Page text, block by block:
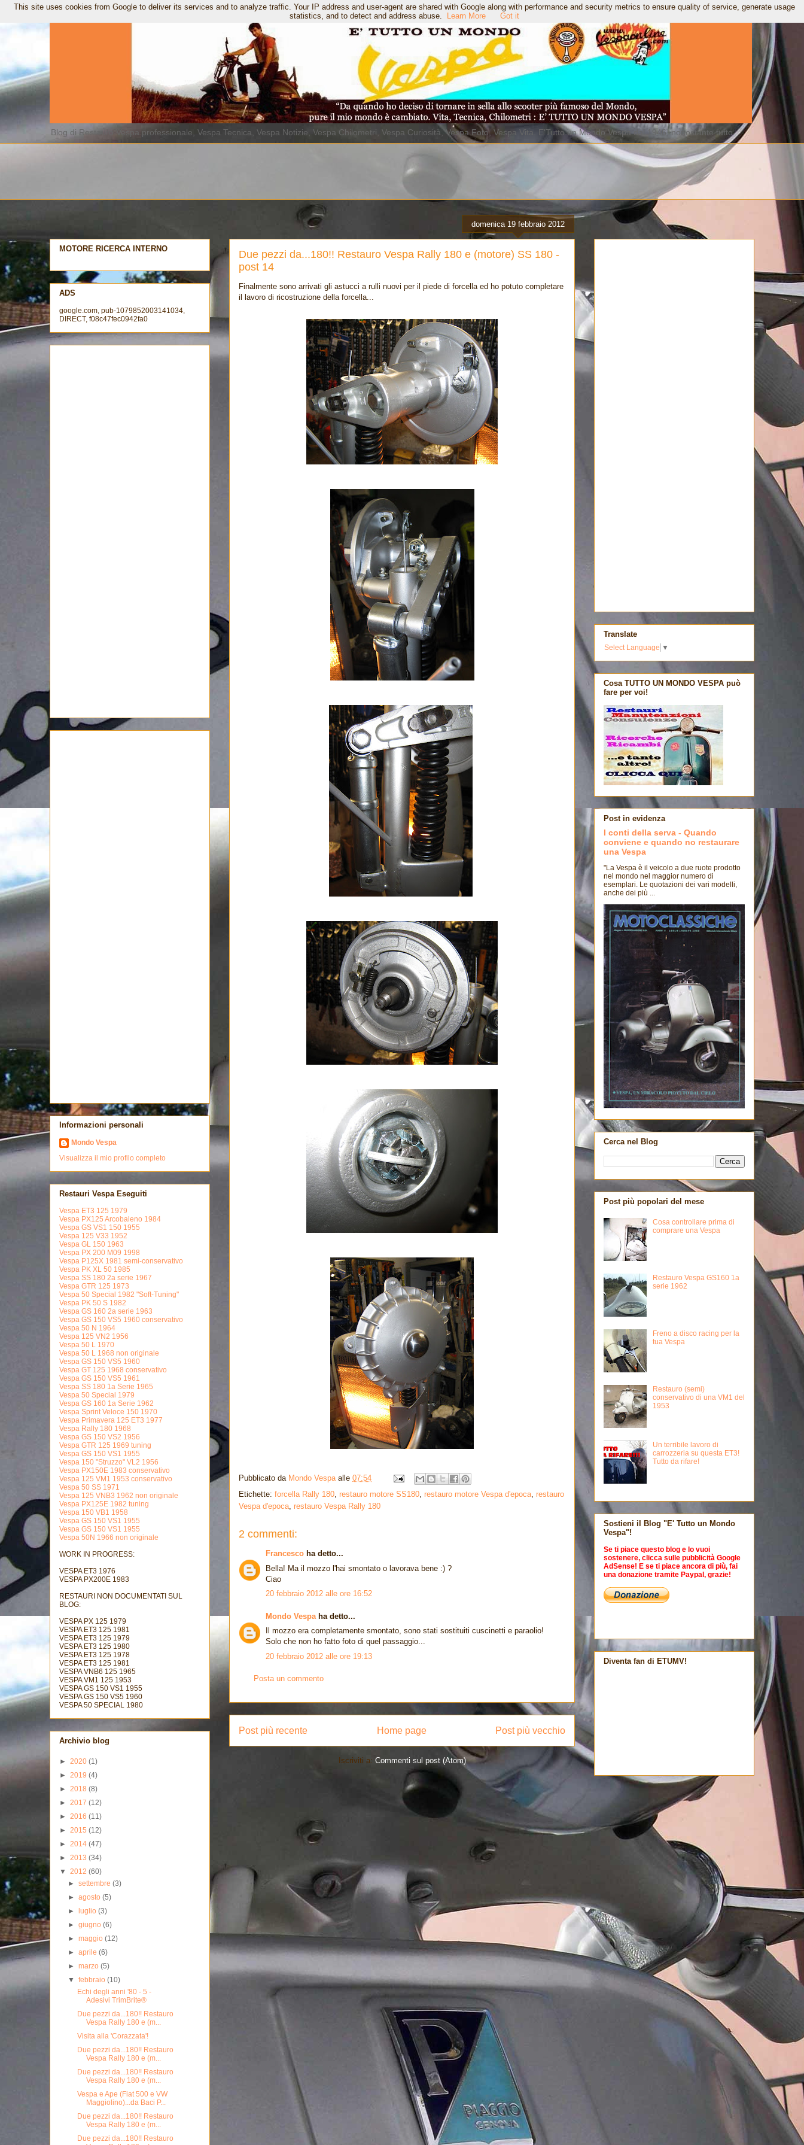
Blog di Restauro Vespa professionale, Vespa Tecnica, Vespa Notizie, Vespa Chilometri, Vespa Curiosità, Vespa Foto, Vespa Vita. E'Tutto un Mondo Vespa dal 1946, nonostante tutto.
domenica 19 febbraio 2012
Due pezzi da...180!! Restauro Vespa Rally 180 e (motore) SS 180 -
post 14
Finalmente sono arrivati gli astucci a rulli nuovi per il piede di forcella ed ho potuto completare
il lavoro di ricostruzione della forcella...
Pubblicato da Mondo Vespa alle 07:54
Etichette: forcella Rally 180, restauro motore SS180, restauro motore Vespa d'epoca, restauro
Vespa d'epoca, restauro Vespa Rally 180
2 commenti:
Francesco ha detto...
Bella! Ma il mozzo l'hai smontato o lavorava bene :) ?
Ciao
20 febbraio 2012 alle ore 16:52
Mondo Vespa ha detto...
Il mozzo era completamente smontato, sono stati sostituiti cuscinetti e paraolio!
Solo che non ho fatto foto di quel passaggio...
20 febbraio 2012 alle ore 19:13
Posta un commento
Post più recente Post più vecchio
Home page
Iscriviti a: Commenti sul post (Atom)
MOTORE RICERCA INTERNO
ADS
google.com, pub-1079852003141034,
DIRECT, f08c47fec0942fa0
Informazioni personali
Mondo Vespa
Visualizza il mio profilo completo
Restauri Vespa Eseguiti
Vespa ET3 125 1979
Vespa PX125 Arcobaleno 1984
Vespa GS VS1 150 1955
Vespa 125 V33 1952
Vespa GL 150 1963
Vespa PX 200 M09 1998
Vespa P125X 1981 semi-conservativo
Vespa PK XL 50 1985
Vespa SS 180 2a serie 1967
Vespa GTR 125 1973
Vespa 50 Special 1982 "Soft-Tuning"
Vespa PK 50 S 1982
Vespa GS 160 2a serie 1963
Vespa GS 150 VS5 1960 conservativo
Vespa 50 N 1964
Vespa 125 VN2 1956
Vespa 50 L 1970
Vespa 50 L 1968 non originale
Vespa GS 150 VS5 1960
Vespa GT 125 1968 conservativo
Vespa GS 150 VS5 1961
Vespa SS 180 1a Serie 1965
Vespa 50 Special 1979
Vespa GS 160 1a Serie 1962
Vespa Sprint Veloce 150 1970
Vespa Primavera 125 ET3 1977
Vespa Rally 180 1968
Vespa GS 150 VS2 1956
Vespa GTR 125 1969 tuning
Vespa GS 150 VS1 1955
Vespa 150 "Struzzo" VL2 1956
Vespa PX150E 1983 conservativo
Vespa 125 VM1 1953 conservativo
Vespa 50 SS 1971
Vespa 125 VNB3 1962 non originale
Vespa PX125E 1982 tuning
Vespa 150 VB1 1958
Vespa GS 150 VS1 1955
Vespa GS 150 VS1 1955
Vespa 50N 1966 non originale
WORK IN PROGRESS:
VESPA ET3 1976
VESPA PX200E 1983
RESTAURI NON DOCUMENTATI SUL
BLOG:
VESPA PX 125 1979
VESPA ET3 125 1981
VESPA ET3 125 1979
VESPA ET3 125 1980
VESPA ET3 125 1978
VESPA ET3 125 1981
VESPA VNB6 125 1965
VESPA VM1 125 1953
VESPA GS 150 VS1 1955
VESPA GS 150 VS5 1960
VESPA 50 SPECIAL 1980
Archivio blog
► 2020 (1)
► 2019 (4)
► 2018 (8)
► 2017 (12)
► 2016 (11)
► 2015 (12)
► 2014 (47)
► 2013 (34)
▼ 2012 (60)
►settembre(3)
►agosto(5)
►
luglio(3)
►giugno(6)
►maggio(12)
►aprile(6)
►marzo(5)
▼febbraio(10)
Echi degli anni '80 - 5 -
Adesivi TrimBrite®
Due pezzi da...180!! Restauro
Vespa Rally 180 e (m...
Visita alla 'Corazzata'!
Due pezzi da...180!! Restauro
Vespa Rally 180 e (m...
Due pezzi da...180!! Restauro
Vespa Rally 180 e (m...
Vespa e Ape (Fiat 500 e VW
Maggiolino)...da Baci P...
Due pezzi da...180!! Restauro
Vespa Rally 180 e (m...
Due pezzi da...180!! Restauro
Translate
Select Language ▼
Cosa TUTTO UN MONDO VESPA può
fare per voi!
Post in evidenza
I conti della serva - Quando
conviene e quando no restaurare
una Vespa
"La Vespa è il veicolo a due ruote prodotto
nel mondo nel maggior numero di
esemplari. Le quotazioni dei vari modelli,
anche dei più ...
Cerca nel Blog
Post più popolari del mese
Cosa controllare prima di
comprare una Vespa
Restauro Vespa GS160 1a
serie 1962
Freno a disco racing per la
tua Vespa
Restauro (semi)
conservativo di una VM1 del
1953
Un terribile lavoro di
carrozzeria su questa ET3!
Tutto da rifare!
Sostieni il Blog "E' Tutto un Mondo
Vespa"!
Se ti piace questo blog e lo vuoi
sostenere, clicca sulle pubblicità Google
AdSense! E se ti piace ancora di più, fai
una donazione tramite Paypal, grazie!
Diventa fan di ETUMV!
This site uses cookies from Google to deliver its services and to analyze traffic. Your IP address and user-agent are shared with Google along with performance and security metrics to ensure quality of service, generate usage
statistics, and to detect and address abuse.
Learn More Got it